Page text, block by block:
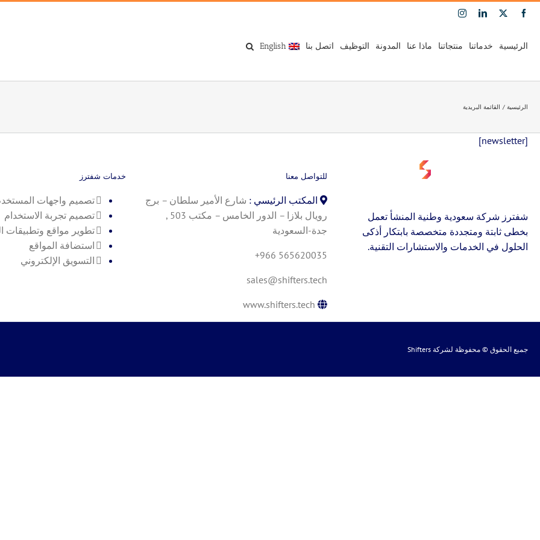
Skip
Facebook
X
LinkedIn
Instagram
الرئيسية خدماتنا منتجاتنا ماذا عنا المدونة التوظيف اتصل بنا English
الرئيسية القائمة البريدية
[newsletter]
شفترز شركة سعودية وطنية المنشأ تعمل
بخطى ثابتة ومتجددة متخصصة بابتكار أذكى
الحلول في الخدمات والاستشارات التقنية.
للتواصل معنا
المكتب الرئيسي : شارع الأمير سلطان – برج
رويال بلازا – الدور الخامس – مكتب 503 ,
جدة-السعودية
+966 565620035
sales@shifters.tech
www.shifters.tech
خدمات شفترز
تصميم واجهات
تصميم تجربة الاستخدام
تطوير مواقع وتطبيقات
استضافة المواقع
التسويق الإلكتروني
جميع الحقوق © محفوظة لشركة Shifters